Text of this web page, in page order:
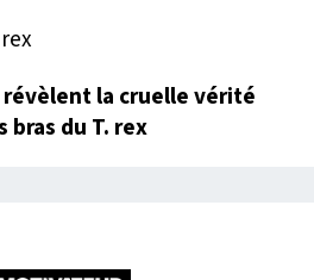
la cruelle vérité
bras du T. rex